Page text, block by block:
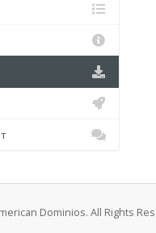
Dominios. All Rights